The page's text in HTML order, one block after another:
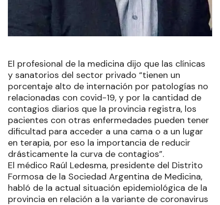
El profesional de la medicina dijo que las clínicas
y sanatorios del sector privado “tienen un
porcentaje alto de internación por patologías no
relacionadas con covid-19, y por la cantidad de
contagios diarios que la provincia registra, los
pacientes con otras enfermedades pueden tener
dificultad para acceder a una cama o a un lugar
en terapia, por eso la importancia de reducir
drásticamente la curva de contagios”.
El médico Raúl Ledesma, presidente del Distrito
Formosa de la Sociedad Argentina de Medicina,
habló de la actual situación epidemiológica de la
provincia en relación a la variante de coronavirus